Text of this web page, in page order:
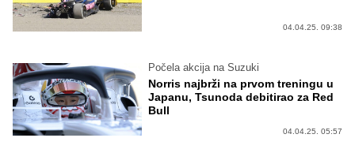
04.04.25. 09:38
Počela akcija na Suzuki
Norris najbrži na prvom treningu u
Japanu, Tsunoda debitirao za Red
Bull
04.04.25. 05:57